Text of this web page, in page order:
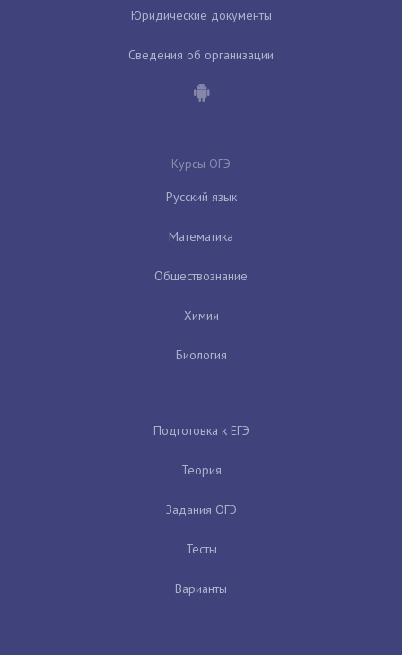
Юридические документы
Сведения об организации
Курсы ОГЭ
Русский язык
Математика
Обществознание
Химия
Биология
Подготовка к ЕГЭ
Теория
Задания ОГЭ
Тесты
Варианты